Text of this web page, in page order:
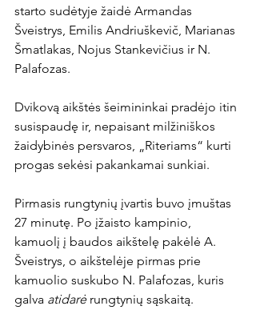
starto sudėtyje žaidė Armandas
Šveistrys, Emilis Andriuškevič, Marianas
Šmatlakas, Nojus Stankevičius ir N.
Palafozas.
Dvikovą aikštės šeimininkai pradėjo itin
susispaudę ir, nepaisant milžiniškos
žaidybinės persvaros, „Riteriams“ kurti
progas sekėsi pakankamai sunkiai.
Pirmasis rungtynių įvartis buvo įmuštas
27 minutę. Po įžaisto kampinio,
kamuolį į baudos aikštelę pakėlė A.
Šveistrys, o aikštelėje pirmas prie
kamuolio suskubo N. Palafozas, kuris
galva atidarė rungtynių sąskaitą.